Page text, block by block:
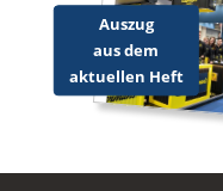
Auszug
aus dem
aktuellen Heft